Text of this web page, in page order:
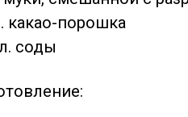
какао-порошка
соды